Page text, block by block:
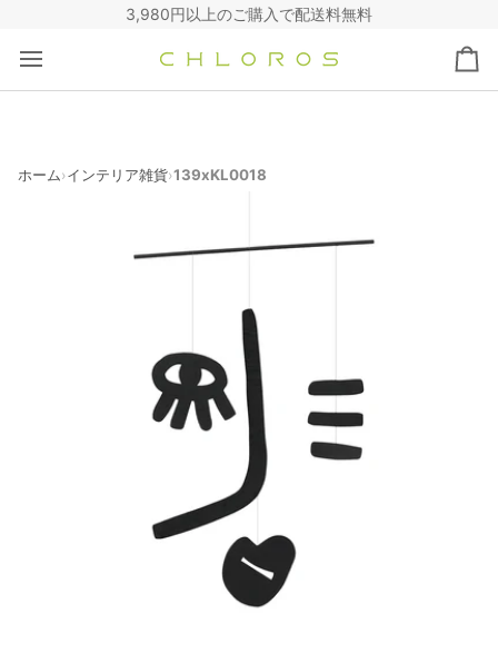
3,980円以上のご購入で配送料無料
カ
ー
ホーム›インテリア雑貨›139xKL0018